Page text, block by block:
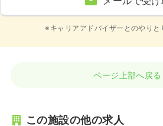
※キャリアアドバイザーとのやりと
ページ上部へ戻る
この施設の他の求人